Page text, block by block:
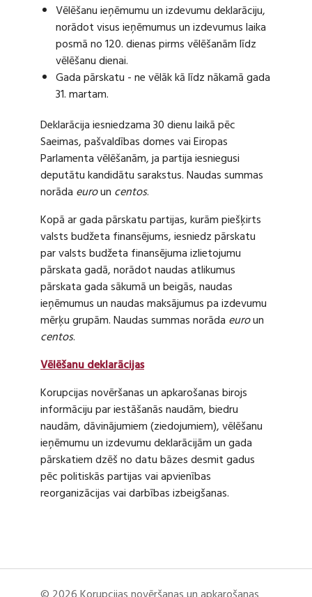
Vēlēšanu ieņēmumu un izdevumu deklarāciju,
norādot visus ieņēmumus un izdevumus laika
posmā no 120. dienas pirms vēlēšanām līdz
vēlēšanu dienai.
Gada pārskatu - ne vēlāk kā līdz nākamā gada
31. martam.
Deklarācija iesniedzama 30 dienu laikā pēc
Saeimas, pašvaldības domes vai Eiropas
Parlamenta vēlēšanām, ja partija iesniegusi
deputātu kandidātu sarakstus. Naudas summas
norāda euroun centos.
Kopā ar gada pārskatu partijas, kurām piešķirts
valsts budžeta finansējums, iesniedz pārskatu
par valsts budžeta finansējuma izlietojumu
pārskata gadā, norādot naudas atlikumus
pārskata gada sākumā un beigās, naudas
ieņēmumus un naudas maksājumus pa izdevumu
mērķu grupām. Naudas summas norāda euroun
centos.
Vēlēšanu deklarācijas
Korupcijas novēršanas un apkarošanas birojs
informāciju par iestāšanās naudām, biedru
naudām, dāvinājumiem (ziedojumiem), vēlēšanu
ieņēmumu un izdevumu deklarācijām un gada
pārskatiem dzēš no datu bāzes desmit gadus
pēc politiskās partijas vai apvienības
reorganizācijas vai darbības izbeigšanas.